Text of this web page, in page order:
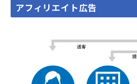
アフィリエイト広告